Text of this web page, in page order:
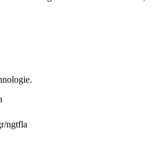
ngtfla